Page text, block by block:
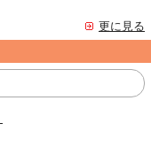
更に見る